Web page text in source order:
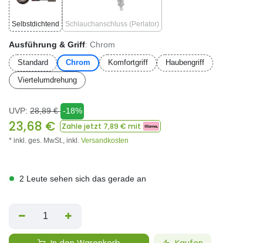
Selbstdichtend Schlauchanschluss (Perlator)
Ausführung & Griff: Chrom
Standard Chrom Komfortgriff
Haubengriff
Viertelumdrehung
UVP: 28,89€ -18%
23,68 € Zahle jetzt 7,89 € mit
* inkl. ges. MwSt., inkl. Versandkosten
2 Leute sehen sich das gerade an